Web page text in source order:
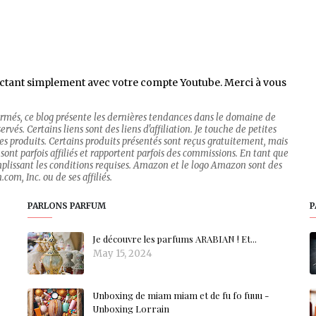
simplement avec votre compte Youtube. Merci à vous
ce blog présente les dernières tendances dans le domaine de
Certains liens sont des liens d'affiliation. Je touche de petites
produits. Certains produits présentés sont reçus gratuitement, mais
parfois affiliés et rapportent parfois des commissions. En tant que
les conditions requises. Amazon et le logo Amazon sont des
Inc. ou de ses affiliés.
PARLONS PARFUM
Je découvre les parfums ARABIAN ! Et...
May 15, 2024
Unboxing de miam miam et de fu fo fuuu -
Unboxing Lorrain